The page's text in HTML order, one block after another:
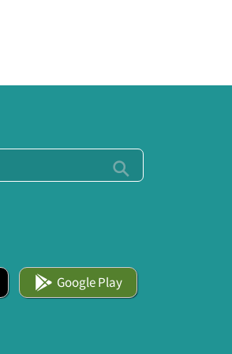
Google Play